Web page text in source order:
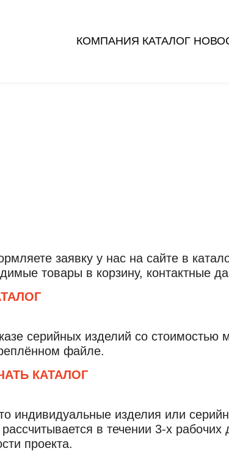
КОМПАНИЯ КАТАЛОГ
заявку у нас на сайте в
товары в корзину, контактные
серийных изделий со стоимостью
файле.
КАТАЛОГ
индивидуальные изделия или
рассчитывается в течении 3-х
проекта.